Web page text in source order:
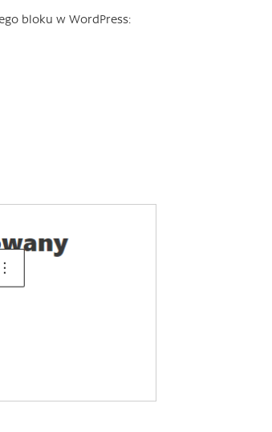
bloku w WordPress: